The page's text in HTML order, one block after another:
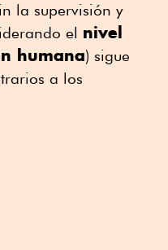
la supervisión y
el nivel
humana) sigue
a los